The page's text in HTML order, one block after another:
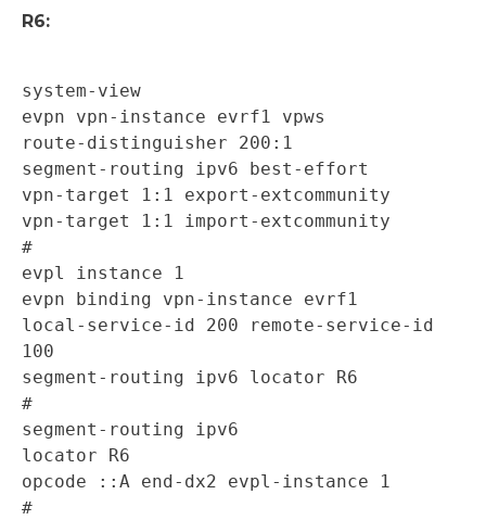
R6:
system-view
evpn vpn-instance evrf1 vpws
route-distinguisher 200:1
segment-routing ipv6 best-effort
vpn-target 1:1 export-extcommunity
vpn-target 1:1 import-extcommunity
#
evpl instance 1
evpn binding vpn-instance evrf1
local-service-id 200 remote-service-id
100
segment-routing ipv6 locator R6
#
segment-routing ipv6
locator R6
opcode ::A end-dx2 evpl-instance 1
#